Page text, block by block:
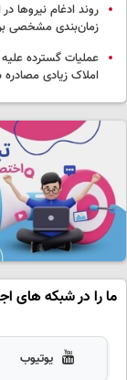
روند ادغام نیروها
زمان‌بندی مشخصی
عملیات گسترده
املاک زیادی
ما را در شبکه های
یوتیوب